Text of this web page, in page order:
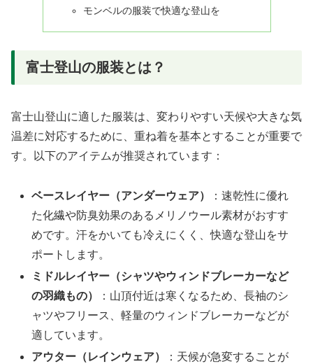
モンベルの服装で快適な登山を
富士登山の服装とは？
富士山登山に適した服装は、変わりやすい天候や大きな気
温差に対応するために、重ね着を基本とすることが重要で
す。以下のアイテムが推奨されています：
ベースレイヤー（アンダーウェア）
：速乾性に優れ
た化繊や防臭効果のあるメリノウール素材がおすす
めです。汗をかいても冷えにくく、快適な登山をサ
ポートします。
ミドルレイヤー（シャツやウィンドブレーカーなど
の羽織もの）
：山頂付近は寒くなるため、長袖のシ
ャツやフリース、軽量のウィンドブレーカーなどが
適しています。
アウター（レインウェア）
：天候が急変することが